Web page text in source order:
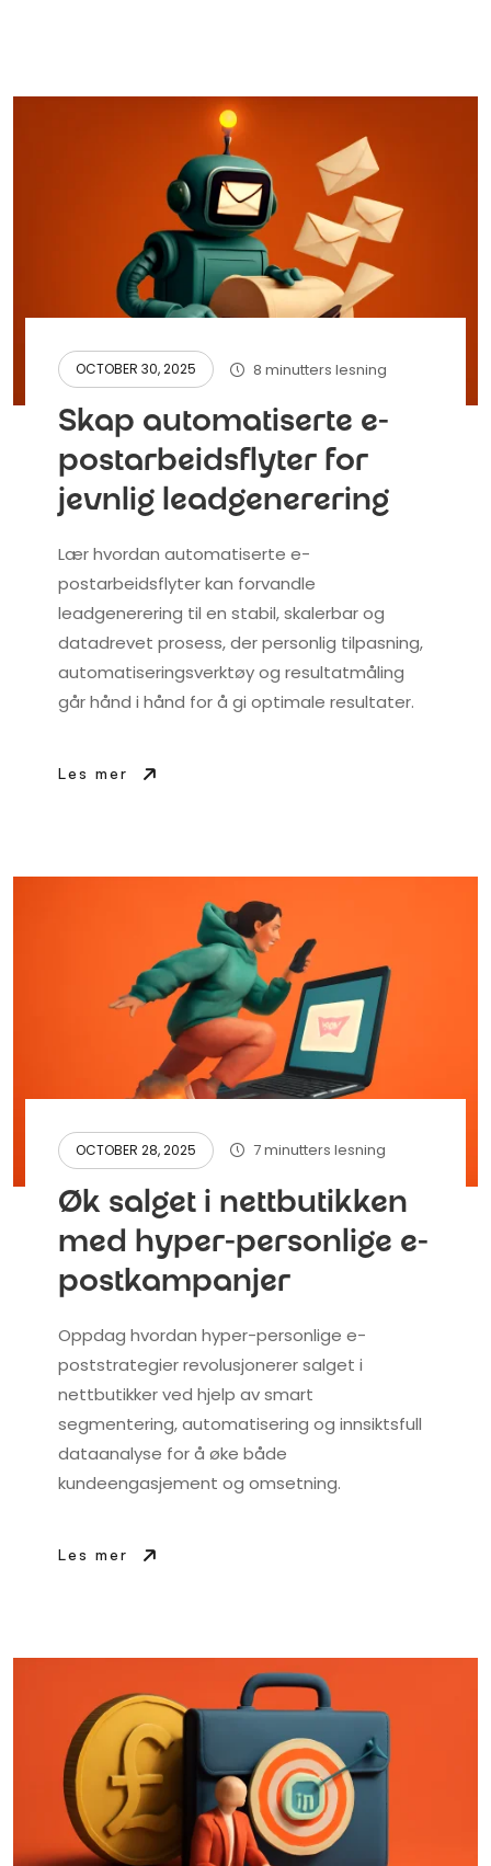
OCTOBER 30, 2025 8 minutters lesning
Skap automatiserte e-
postarbeidsflyter for
jevnlig leadgenerering
Lær hvordan automatiserte e-
postarbeidsflyter kan forvandle
leadgenerering til en stabil, skalerbar og
datadrevet prosess, der personlig tilpasning,
automatiseringsverktøy og resultatmåling
går hånd i hånd for å gi optimale resultater.
Les mer
OCTOBER 28, 2025 7 minutters lesning
Øk salget i nettbutikken
med hyper-personlige e-
postkampanjer
Oppdag hvordan hyper-personlige e-
poststrategier revolusjonerer salget i
nettbutikker ved hjelp av smart
segmentering, automatisering og innsiktsfull
dataanalyse for å øke både
kundeengasjement og omsetning.
Les mer